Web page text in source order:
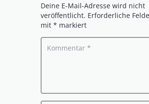
Deine E-Mail-Adresse wird nicht
veröffentlicht. Erforderliche
mit * markiert